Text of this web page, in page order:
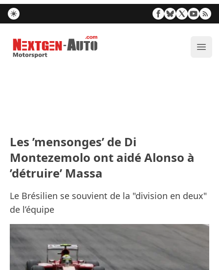
Nextgen-Auto.com
Les ’mensonges’ de Di
Montezemolo ont aidé Alonso à
’détruire’ Massa
Le Brésilien se souvient de la "division en deux"
de l’équipe